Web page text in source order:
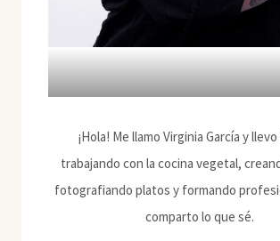
¡Hola! Me llamo Virginia García y
trabajando con la cocina vegetal,
fotografiando platos y formando
comparto lo que sé.